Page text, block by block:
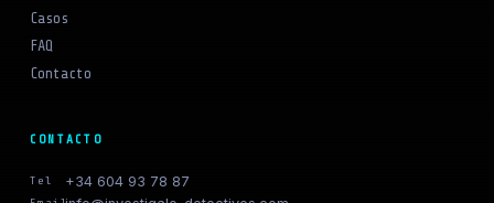
Casos
FAQ
Contacto
CONTACTO
Tel +34 604 93 78 87